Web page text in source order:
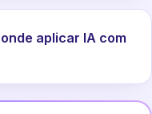
aplicar IA com